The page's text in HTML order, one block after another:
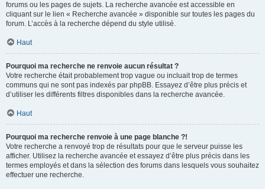
forums ou les pages de sujets. La recherche avancée est accessible en
cliquant sur le lien « Recherche avancée » disponible sur toutes les pages du
forum. L’accès à la recherche dépend du style utilisé.
Haut
Pourquoi ma recherche ne renvoie aucun résultat ?
Votre recherche était probablement trop vague ou incluait trop de termes
communs qui ne sont pas indexés par phpBB. Essayez d’être plus précis et
d’utiliser les différents filtres disponibles dans la recherche avancée.
Haut
Pourquoi ma recherche renvoie à une page blanche ?!
Votre recherche a renvoyé trop de résultats pour que le serveur puisse les
afficher. Utilisez la recherche avancée et essayez d’être plus précis dans les
termes employés et dans la sélection des forums dans lesquels vous souhaitez
effectuer une recherche.